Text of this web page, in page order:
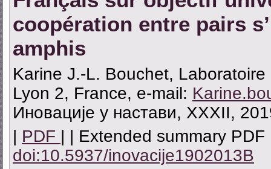
coopération entre pairs
amphis
Karine Ј.-L. Bouchet,
Lyon 2, France, e-mail:
Иновације у настави, XXXII,
PDF
| | Extended summary PDF
doi:10.5937/inovacije1902013B